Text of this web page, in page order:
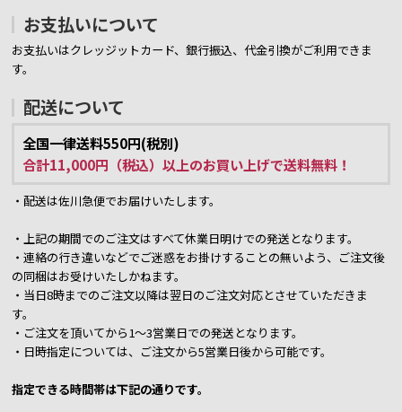
お支払いについて
お支払いはクレッジットカード、銀行振込、代金引換がご利用できま
す。
配送について
全国一律送料550円(税別)
合計11,000円（税込）以上のお買い上げで送料無料！
・配送は佐川急便でお届けいたします。
・上記の期間でのご注文はすべて休業日明けでの発送となります。
・連絡の行き違いなどでご迷惑をお掛けすることの無いよう、ご注文後
の同梱はお受けいたしかねます。
・当日8時までのご注文以降は翌日のご注文対応とさせていただきま
す。
・ご注文を頂いてから1～3営業日での発送となります。
・日時指定については、ご注文から5営業日後から可能です。
指定できる時間帯は下記の通りです。